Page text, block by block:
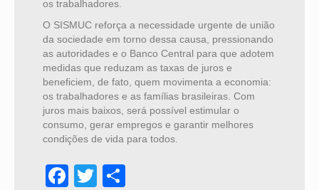
os trabalhadores.
O SISMUC reforça a necessidade urgente de união
da sociedade em torno dessa causa, pressionando
as autoridades e o Banco Central para que adotem
medidas que reduzam as taxas de juros e
beneficiem, de fato, quem movimenta a economia:
os trabalhadores e as famílias brasileiras. Com
juros mais baixos, será possível estimular o
consumo, gerar empregos e garantir melhores
condições de vida para todos.
Facebook
Twitter